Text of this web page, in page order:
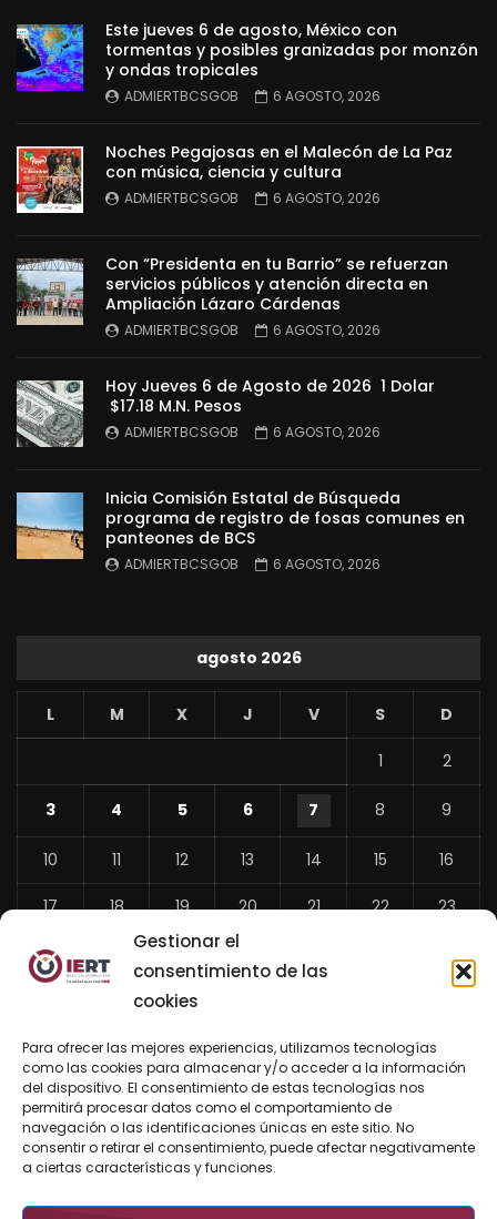
Gestionar el
consentimiento de las
cookies
Para ofrecer las mejores experiencias, utilizamos tecnologías
como las cookies para almacenar y/o acceder a la información
del dispositivo. El consentimiento de estas tecnologías nos
permitirá procesar datos como el comportamiento de
navegación o las identificaciones únicas en este sitio. No
consentir o retirar el consentimiento, puede afectar negativamente
a ciertas características y funciones.
Este jueves 6 de agosto, México con
tormentas y posibles granizadas por monzón
y ondas tropicales
ADMIERTBCSGOB 6 AGOSTO, 2026
Noches Pegajosas en el Malecón de La Paz
con música, ciencia y cultura
ADMIERTBCSGOB 6 AGOSTO, 2026
Con “Presidenta en tu Barrio” se refuerzan
servicios públicos y atención directa en
Ampliación Lázaro Cárdenas
ADMIERTBCSGOB 6 AGOSTO, 2026
Hoy Jueves 6 de Agosto de 2026 1 Dolar
$17.18 M.N. Pesos
ADMIERTBCSGOB 6 AGOSTO, 2026
Inicia Comisión Estatal de Búsqueda
programa de registro de fosas comunes en
panteones de BCS
ADMIERTBCSGOB 6 AGOSTO, 2026
agosto 2026
L M X J V S D
1 2
3 4 5 6 7 8 9
10 11 12 13 14 15 16
17 18 19 20 21 22 23
24 26 27
«
Jul
BUSCAR AHORA